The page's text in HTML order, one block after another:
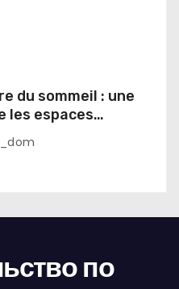
du sommeil : une
les espaces
d'ecriture
по